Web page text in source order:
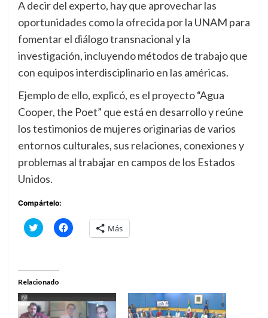
A decir del experto, hay que aprovechar las
oportunidades como la ofrecida por la UNAM para
fomentar el diálogo transnacional y la
investigación, incluyendo métodos de trabajo que
con equipos interdisciplinario en las américas.
Ejemplo de ello, explicó, es el proyecto “Agua
Cooper, the Poet” que está en desarrollo y reúne
los testimonios de mujeres originarias de varios
entornos culturales, sus relaciones, conexiones y
problemas al trabajar en campos de los Estados
Unidos.
Compártelo:
Haz
clic
(Se
abre
en
una
ventana
nueva)
Haz
clic
una
ventana
nueva)
Más
Relacionado